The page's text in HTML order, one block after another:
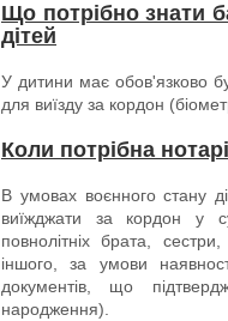
Що потрібно знати
дітей
У дитини має обов'язково
для виїзду за кордон
Коли потрібна
В умовах воєнного стану
виїжджати за кордон у
повнолітніх брата,
іншого, за умови
документів, що
народження).